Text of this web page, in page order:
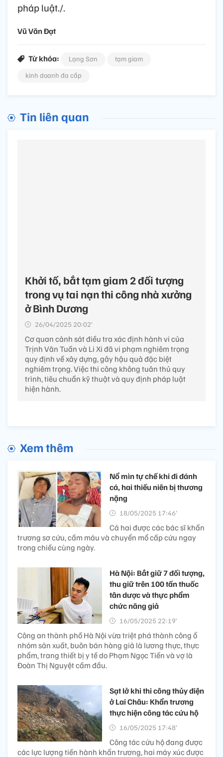
pháp luật./.
Vũ Văn Đạt
Từ khóa: Lạng Sơn
tạm giam
kinh doanh đa cấp
Tin liên quan
Khởi tố, bắt tạm giam 2 đối tượng
trong vụ tai nạn thi công nhà xưởng
ở Bình Dương
26/04/2025 20:02’
Cơ quan cảnh sát điều tra xác định hành vi của
Trịnh Văn Tuấn và Li Xi đã vi phạm nghiêm trọng
quy định về xây dựng, gây hậu quả đặc biệt
nghiêm trọng. Việc thi công không tuân thủ quy
trình, tiêu chuẩn kỹ thuật và quy định pháp luật
hiện hành.
Xem thêm
Nổ mìn tự chế khi đi đánh
cá, hai thiếu niên bị thương
nặng
18/05/2025 17:46’
Cả hai được các bác sĩ khẩn
trương sơ cứu, cầm máu và chuyển mổ cấp cứu ngay
trong chiều cùng ngày.
Hà Nội: Bắt giữ 7 đối tượng,
thu giữ trên 100 tấn thuốc
tân dược và thực phẩm
chức năng giả
16/05/2025 22:19’
Công an thành phố Hà Nội vừa triệt phá thành công ổ
nhóm sản xuất, buôn bán hàng giả là lương thực, thực
phẩm, trang thiết bị y tế do Phạm Ngọc Tiến và vợ là
Đoàn Thị Nguyệt cầm đầu.
Sạt lở khi thi công thủy điện
ở Lai Châu: Khẩn trương
thực hiện công tác cứu hộ
16/05/2025 17:48’
Công tác cứu hộ đang được
các lực lượng tiến hành khẩn trương, hai máy xúc được